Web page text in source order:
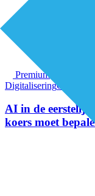
Premium
Digitalisering
AI in de
koers moet